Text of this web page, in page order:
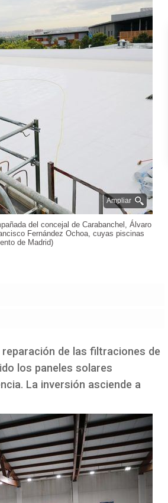
Ampliar
del concejal de Carabanchel, Álvaro
Fernández Ochoa, cuyas piscinas
de Madrid)
de las filtraciones de
los paneles solares
La inversión asciende a